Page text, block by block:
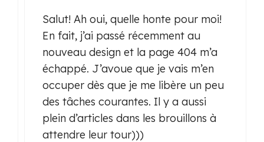
Salut! Ah oui, quelle honte pour moi!
En fait, j’ai passé récemment au
nouveau design et la page 404 m’a
échappé. J’avoue que je vais m’en
occuper dès que je me libère un peu
des tâches courantes. Il y a aussi
plein d’articles dans les brouillons à
attendre leur tour)))